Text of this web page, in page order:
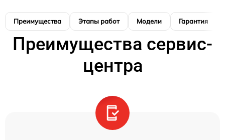
Преимущества Этапы работ Модели Гарантия
Преимущества сервис-
центра